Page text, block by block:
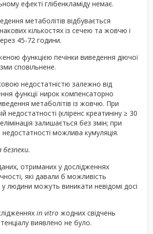
ефекті глібенкламіду немає.
метаболітів відбувається
кількостях із сечею та жовчю і
45-72 години.
функцією печінки виведення діючої
сповільнене.
недостатністю залежно від
функції нирок компенсаторно
метаболітів із жовчю. При
недостатності (кліренс креатиніну ≥ 30
залишається без змін; при
недостатності можлива кумуляція.
безпеки.
отриманих у дослідженнях
які давали б можливість
людини можуть виникати невідомі досі
in vitro жодних свідчень
виявлено не було.